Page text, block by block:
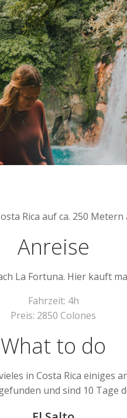
Rica auf ca. 250 Metern
Anreise
La Fortuna. Hier kauft
Fahrzeit: 4h
Preis: 2850 Colones
What to do
in Costa Rica einiges
und sind 10 Tage